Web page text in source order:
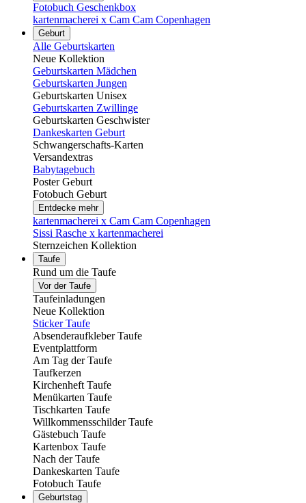
Fotobuch Geschenkbox
kartenmacherei x Cam Cam Copenhagen
Geburt
Alle Geburtskarten
Neue Kollektion
Geburtskarten Mädchen
Geburtskarten Jungen
Geburtskarten Unisex
Geburtskarten Zwillinge
Geburtskarten Geschwister
Dankeskarten Geburt
Schwangerschafts-Karten
Versandextras
Babytagebuch
Poster Geburt
Fotobuch Geburt
Entdecke mehr
kartenmacherei x Cam Cam Copenhagen
Sissi Rasche x kartenmacherei
Sternzeichen Kollektion
Taufe
Rund um die Taufe
Vor der Taufe
Taufeinladungen
Neue Kollektion
Sticker Taufe
Absenderaufkleber Taufe
Eventplattform
Am Tag der Taufe
Taufkerzen
Kirchenheft Taufe
Menükarten Taufe
Tischkarten Taufe
Willkommensschilder Taufe
Gästebuch Taufe
Kartenbox Taufe
Nach der Taufe
Dankeskarten Taufe
Fotobuch Taufe
Geburtstag